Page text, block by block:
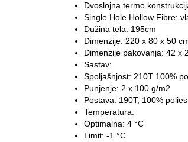
Dvoslojna termo
Single Hole Hollow Fibre:
Dužina tela: 195cm
Dimenzije: 220 x 80 x 50
Dimenzije pakovanja: 42 x
Sastav:
Spoljašnjost: 210T 100%
Punjenje: 2 x 100 g/m2
Postava: 190T, 100%
Temperatura:
Optimalna: 4 °C
Limit: -1 °C